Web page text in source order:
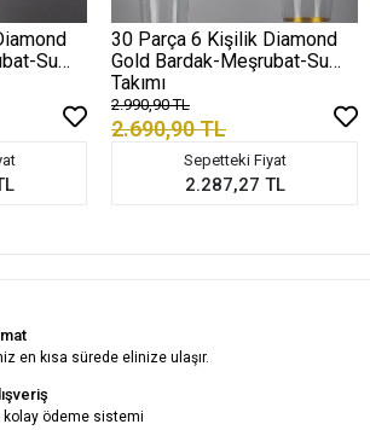
Su
30 Parça 6 Kişilik Diamond
Gold Bardak-Meşrubat-Su
Takımı
2.990,90 TL
2.690,90 TL
Sepetteki Fiyat
2.287,27 TL
en kısa sürede elinize ulaşır.
kolay ödeme sistemi